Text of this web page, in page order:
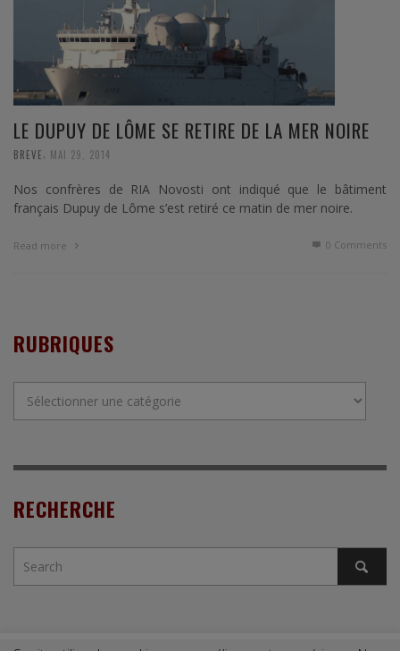
LE DUPUY DE LÔME SE RETIRE DE LA MER NOIRE
BREVE MAI 29, 2014
Nos confrères de RIA Novosti ont indiqué que le bâtiment
français Dupuy de Lôme s’est retiré ce matin de mer noire.
Read more 0 Comments
RUBRIQUES
RECHERCHE